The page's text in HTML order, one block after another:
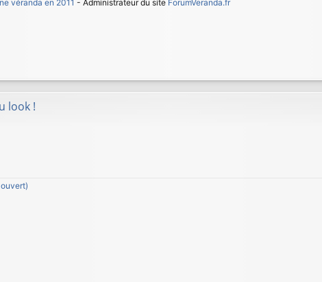
véranda en 2011 - Administrateur du site ForumVeranda.fr
look !